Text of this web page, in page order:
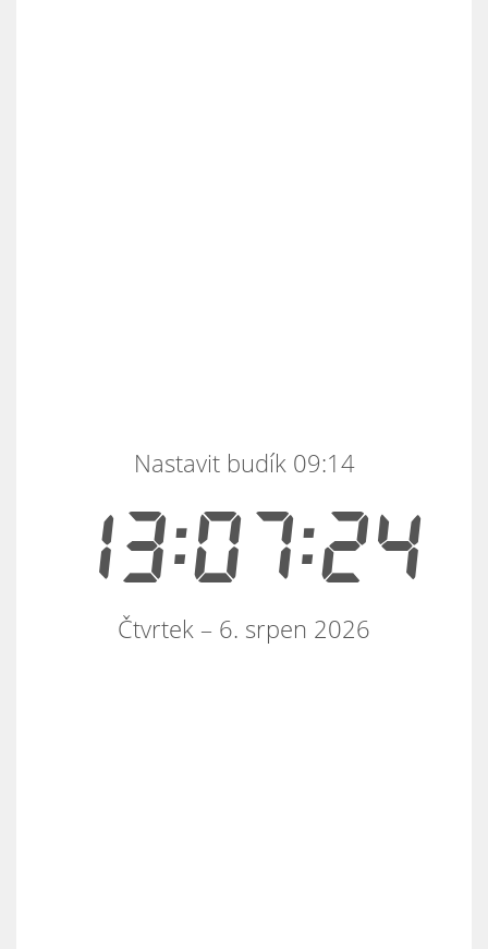
13:07:24
Nastavit budík 09:14
Čtvrtek – 6. srpen 2026